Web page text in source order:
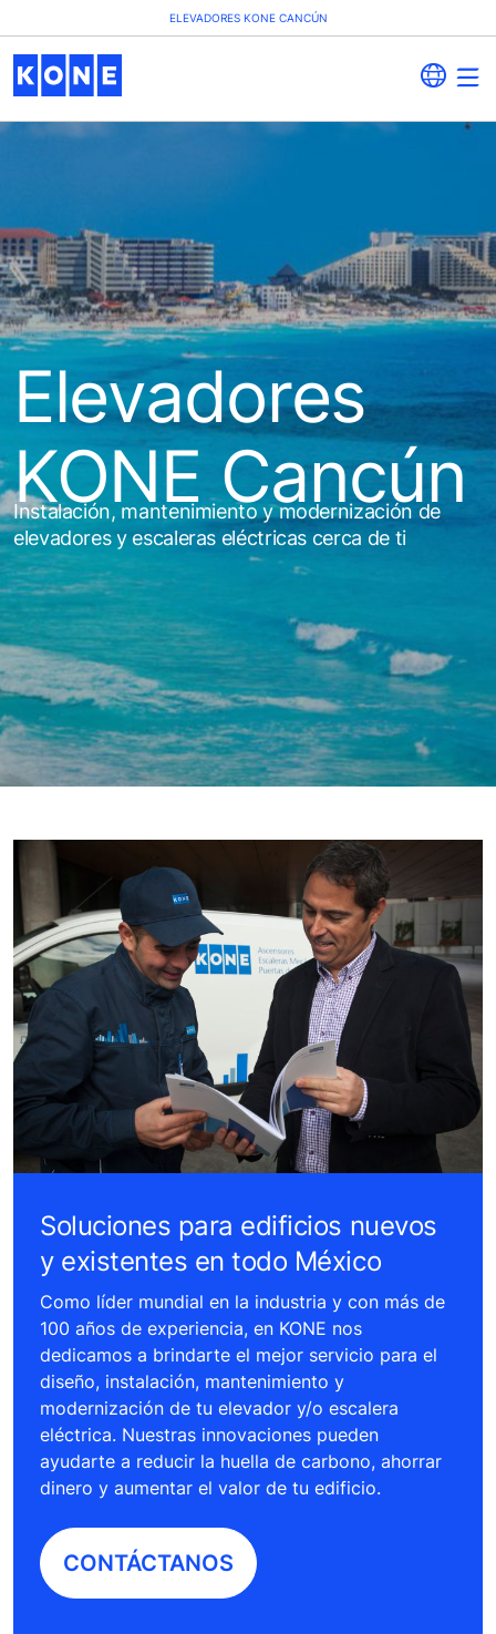
ELEVADORES KONE CANCÚN
Elevadores
KONE Cancún
Instalación, mantenimiento y modernización de
elevadores y escaleras eléctricas cerca de ti
Soluciones para edificios nuevos
y existentes en todo México
Como líder mundial en la industria y con más de
100 años de experiencia, en KONE nos
dedicamos a brindarte el mejor servicio para el
diseño, instalación, mantenimiento y
modernización de tu elevador y/o escalera
eléctrica. Nuestras innovaciones pueden
ayudarte a reducir la huella de carbono, ahorrar
dinero y aumentar el valor de tu edificio.
CONTÁCTANOS